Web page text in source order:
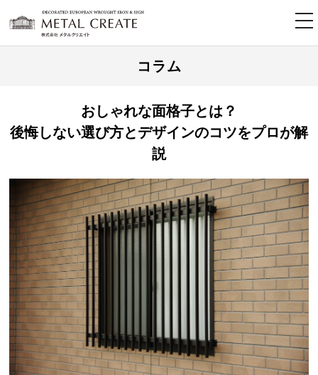
コラム
おしゃれな面格子とは？
後悔しない選び方とデザインのコツをプロが解
説